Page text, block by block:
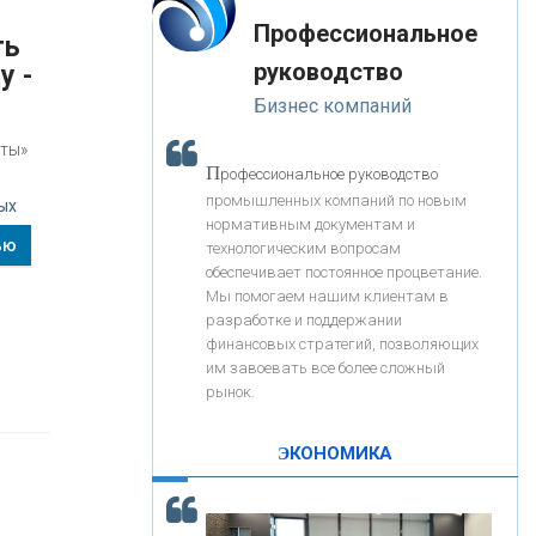
-
«ЗАПСИБКОМБАНК»
«РОСЕВРОБАНК»
«ПРЕСС-СЛУЖБА ВТБ24»
«АВТОГРАДБАНК»
«ПРОМРЕГИОНБАНК»
ОНАС
КОНТАКТЫ
корость - один из главных трендов в
кредитовании бизнеса - «Интервью»
-- Лучшее, что можно сделать с хорошим советом, это
пропустить его мимо ушей. Он никогда не бывает
полезен никому, кроме того, кто его дал.
-- Люблю давать советы и очень не люблю, когда их
дают мне.
Профессиональное
руководство
Бизнес компаний
Профессиональное руководство
промышленных компаний по новым
нормативным документам и
технологическим вопросам
обеспечивает постоянное процветание.
Мы помогаем нашим клиентам в
разработке и поддержании
финансовых стратегий, позволяющих
им завоевать все более сложный
рынок.
ЭКОНОМИКА